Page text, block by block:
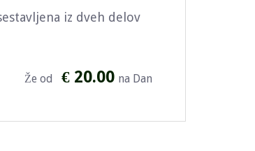
iz dveh delov
Že od € 20.00 na Dan